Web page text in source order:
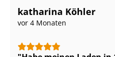
katharina Köhler
vor 4 Monaten